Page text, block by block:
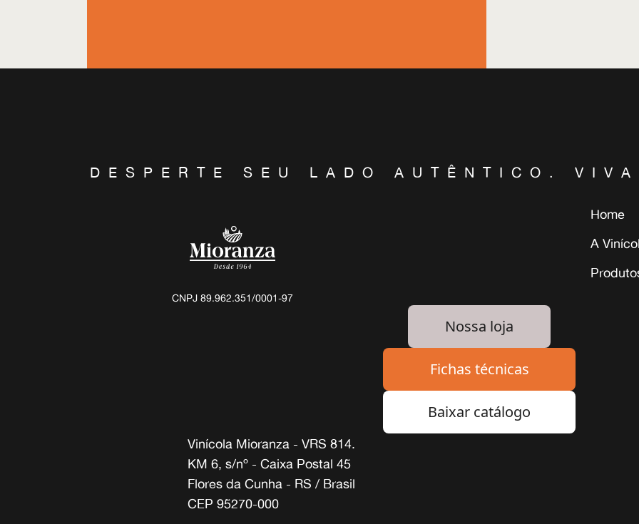
DESPERTE SEU LADO AUTÊNTICO.
CNPJ 89.962.351/0001-97
Home
A
Nossa loja
Fichas técnicas
Baixar catálogo
Vinícola Mioranza - VRS 814.
KM 6, s/nº - Caixa Postal 45
Flores da Cunha - RS / Brasil
CEP 95270-000